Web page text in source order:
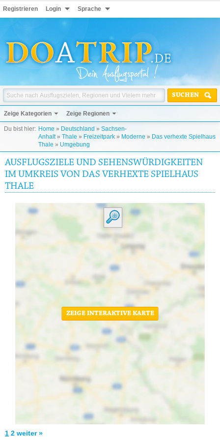
Registrieren Login Sprache
SUCHEN
Zeige Kategorien Zeige Regionen
Du bist hier: Home » Deutschland » Sachsen-
Anhalt» Thale » Freizeitpark » Moderne » Das verhexte Spielhaus
Thale » Umgebung
AUSFLUGSZIELE UND SEHENSWÜRDIGKEITEN
IM UMKREIS VON DAS VERHEXTE SPIELHAUS
THALE
ZEIGE INTERAKTIVE KARTE
1 2 weiter »